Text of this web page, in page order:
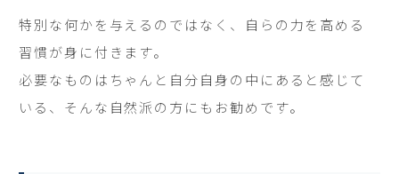
特別な何かを与えるのではなく、自らの力を高める
習慣が身に付きます。
必要なものはちゃんと自分自身の中にあると感じて
いる、そんな自然派の方にもお勧めです。